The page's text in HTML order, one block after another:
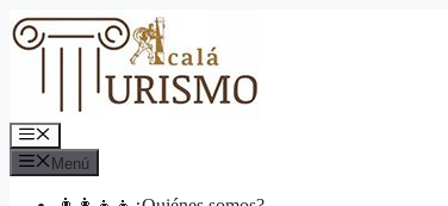
Saltar
al
Menú
Menú